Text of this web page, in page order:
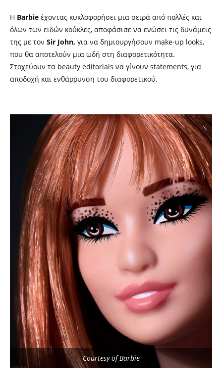
Η Barbie έχοντας κυκλοφορήσει μια σειρά από πολλές και
όλων των ειδών κούκλες, αποφάσισε να ενώσει τις δυνάμεις
της με τον Sir John, για να δημιουργήσουν make-up looks,
που θα αποτελούν μια ωδή στη διαφορετικότητα.
Στοχεύουν τα beauty editorials να γίνουν statements, για
αποδοχή και ενθάρρυνση του διαφορετικού.
Courtesy of Barbie